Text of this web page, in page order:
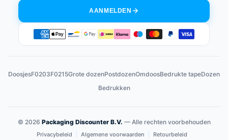
AANMELDEN
Betaalmethoden
DoosjesF0203F0215Grote dozenPostdozenOmdoosBedrukte tapeDozen
Bedrukken
© 2026 Packaging Discounter B.V. — Alle rechten voorbehouden
Privacybeleid Algemene voorwaarden Retourbeleid